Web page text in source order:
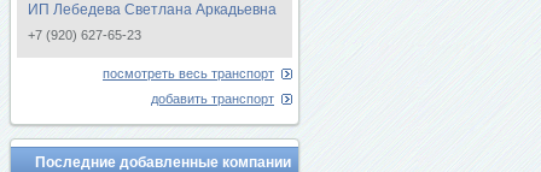
ИП Лебедева Светлана Аркадьевна
+7 (920) 627-65-23
посмотреть весь транспорт
добавить транспорт
Последние добавленные компании